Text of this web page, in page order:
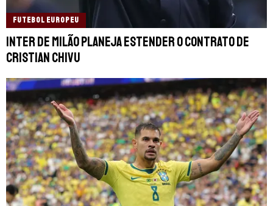
FUTEBOL EUROPEU
Inter de Milão planeja estender o contrato de
Cristian Chivu